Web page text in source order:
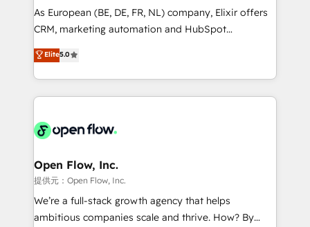
strategy, executed well, and reported on with clear
results. The culture is driven by core values; Joy, Grit,
Mindedness, and Clarity. We are driven to win for the
collective good of the company and its clientele, and
things are happening.
As European (BE, DE, FR, NL) company, Elixir offers
CRM, marketing automation and HubSpot
integration products and services to mid-market
and enterprise customers. We ensure that your sales,
service and marketing department operates in the
most effective way, while at the same time
integrated buyers journey. Elixir is located in
and Amsterdam. Elixir is a first mover and leader
when it comes to HubSpot sales and service
implementations, highly renowned for our business
acumen, process (re-)design experience and a
Elite5.0
Open Flow, Inc.
提供元：Open Flow, Inc.
We’re a full-stack growth agency that helps
ambitious companies scale and thrive. How? By